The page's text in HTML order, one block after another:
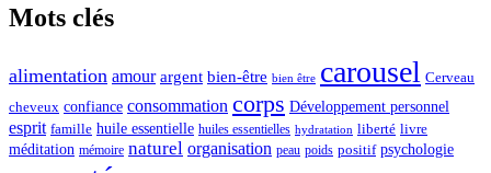
Mots clés
alimentation amour argent bien-être bien être carousel Cerveau
cheveux confiance consommation corps Développement personnel
esprit famille huile essentielle huiles essentielles hydratation liberté livre
méditation mémoire naturel organisation peau poids positif psychologie